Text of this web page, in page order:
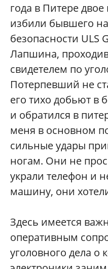
года в Питере
избили бывшего
безопасности ULS
Лапшина,
свидетелем по
Потерпевший не
его тихо добьют в
и обратился в
меня в основном
сильные удары
ногам. Они не
украли телефон и
машину, они
Здесь имеется
оперативным
уголовного дела о